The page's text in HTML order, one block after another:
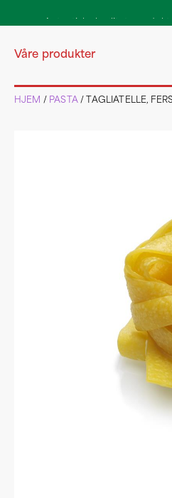
Våre produkter
HJEM / PASTA/ TAGLIATELLE,